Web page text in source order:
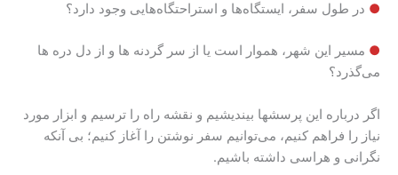
● در طول سفر، ایستگاه‌ها و استراحتگاه‌هایی وجود دارد؟
● مسیر این شهر، هموار است یا از سر گردنه ها و از دل دره ها
می‌گذرد؟
اگر درباره این پرسشها بیندیشیم و نقشه راه را ترسیم و ابزار مورد
نیاز را فراهم کنیم، می‌توانیم سفر نوشتن را آغاز کنیم؛ بی آنکه
نگرانی و هراسی داشته باشیم.